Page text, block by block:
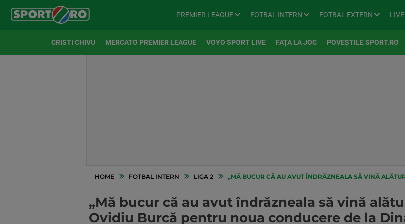
PREMIER LEAGUE FOTBAL INTERN FOTBAL EXTERN
CRISTI CHIVU MERCATO PREMIER LEAGUE VOYO SPORT LIVE FAȚA LA JOC POVEȘTILE SPORT.RO
HOME FOTBAL INTERN LIGA 2 „MĂ BUCUR CĂ AU AVUT ÎNDRĂZNEALA SĂ VINĂ ALĂTURI DE NOI!” MESAJUL LUI OVIDIU
„Mă bucur că au avut îndrăzneala să vină
Ovidiu Burcă pentru noua conducere de la